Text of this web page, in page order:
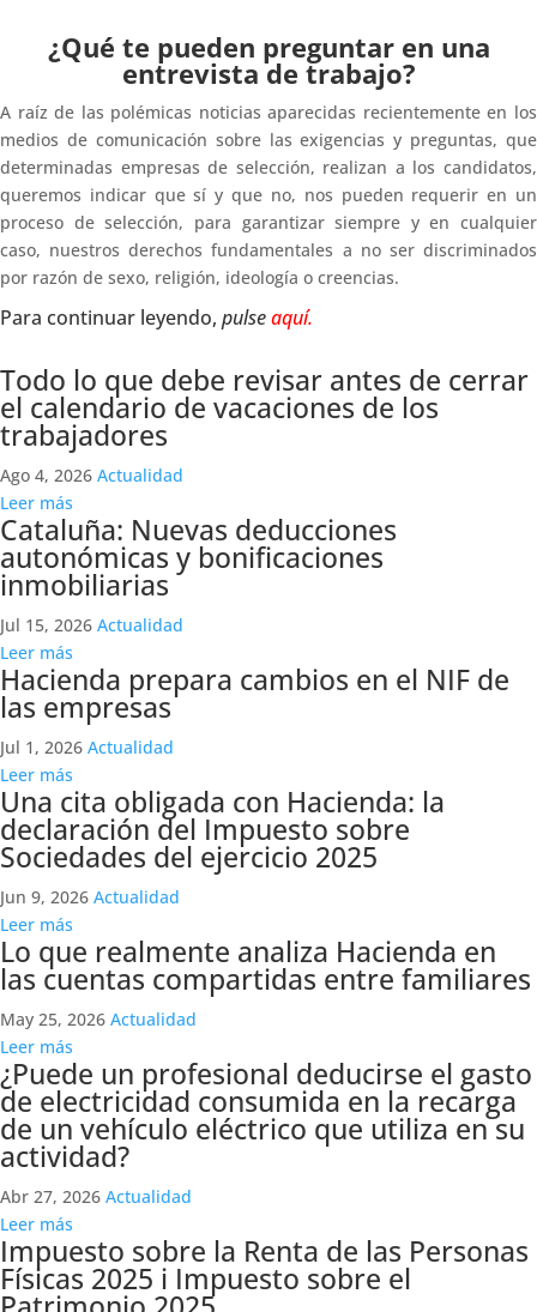
¿Qué te pueden preguntar en una
entrevista de trabajo?
A raíz de las polémicas noticias aparecidas recientemente en los
medios de comunicación sobre las exigencias y preguntas, que
determinadas empresas de selección, realizan a los candidatos,
queremos indicar que sí y que no, nos pueden requerir en un
proceso de selección, para garantizar siempre y en cualquier
caso, nuestros derechos fundamentales a no ser discriminados
por razón de sexo, religión, ideología o creencias.
Para continuar leyendo, pulseaquí.
Todo lo que debe revisar antes de cerrar
el calendario de vacaciones de los
trabajadores
Ago 4, 2026 Actualidad
Leer más
Cataluña: Nuevas deducciones
autonómicas y bonificaciones
inmobiliarias
Jul 15, 2026 Actualidad
Leer más
Hacienda prepara cambios en el NIF de
las empresas
Jul 1, 2026 Actualidad
Leer más
Una cita obligada con Hacienda: la
declaración del Impuesto sobre
Sociedades del ejercicio 2025
Jun 9, 2026 Actualidad
Leer más
Lo que realmente analiza Hacienda en
las cuentas compartidas entre familiares
May 25, 2026 Actualidad
Leer más
¿Puede un profesional deducirse el gasto
de electricidad consumida en la recarga
de un vehículo eléctrico que utiliza en su
actividad?
Abr 27, 2026 Actualidad
Leer más
Impuesto sobre la Renta de las Personas
Físicas 2025 i Impuesto sobre el